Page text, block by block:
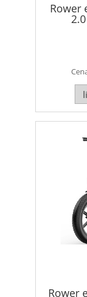
Rower
Rower